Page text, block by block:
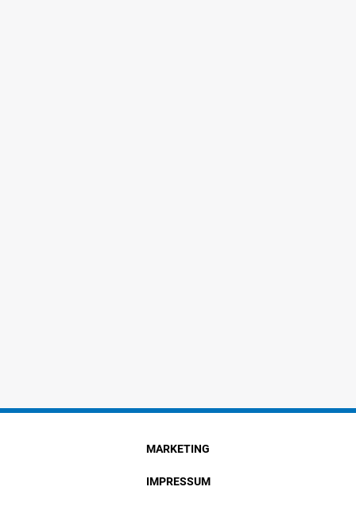
MARKETING
IMPRESSUM